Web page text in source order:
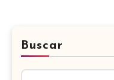
Buscar